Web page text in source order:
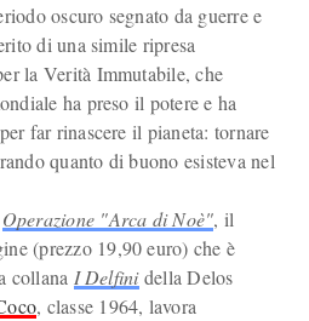
oscuro segnato da guerre e
di una simile ripresa
la Verità Immutabile, che
ha preso il potere e ha
far rinascere il pianeta: tornare
quanto di buono esisteva nel
Operazione "Arca di Noè", il
(prezzo 19,90 euro) che è
collana I Delfinidella Delos
, classe 1964, lavora